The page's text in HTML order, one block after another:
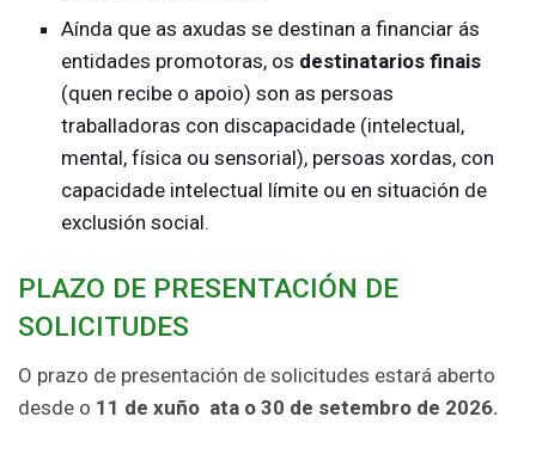
Aínda que as axudas se destinan a financiar ás
entidades promotoras, os destinatarios finais
(quen recibe o apoio) son as persoas
traballadoras con discapacidade (intelectual,
mental, física ou sensorial), persoas xordas, con
capacidade intelectual límite ou en situación de
exclusión social.
PLAZO DE PRESENTACIÓN DE
SOLICITUDES
O prazo de presentación de solicitudes estará aberto
desde o 11 de xuño ata o 30 de setembro de 2026.